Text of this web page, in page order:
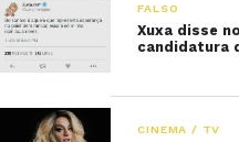
FALSO
Xuxa disse
candidatura
CINEMA / TV